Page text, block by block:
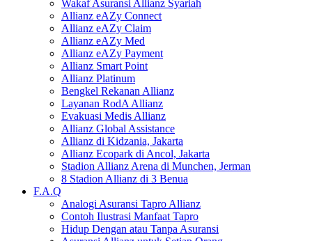
Wakaf Asuransi Allianz Syariah
Allianz eAZy Connect
Allianz eAZy Claim
Allianz eAZy Med
Allianz eAZy Payment
Allianz Smart Point
Allianz Platinum
Bengkel Rekanan Allianz
Layanan RodA Allianz
Evakuasi Medis Allianz
Allianz Global Assistance
Allianz di Kidzania, Jakarta
Allianz Ecopark di Ancol, Jakarta
Stadion Allianz Arena di Munchen, Jerman
8 Stadion Allianz di 3 Benua
F.A.Q
Analogi Asuransi Tapro Allianz
Contoh Ilustrasi Manfaat Tapro
Hidup Dengan atau Tanpa Asuransi